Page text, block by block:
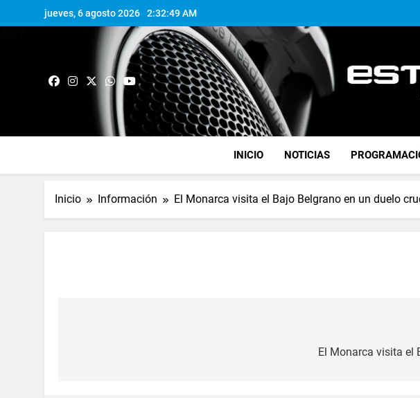
jueves, 6 agosto 2026 2:32:50 AM
FM
INICIO NOTICIAS
Inicio Información El Monarca visita el Bajo Belgrano en un duelo
El Monarca visita el